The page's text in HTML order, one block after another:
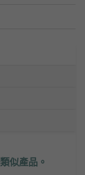
似產品。